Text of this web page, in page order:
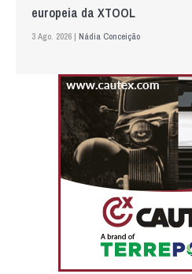
europeia da XTOOL
3 Ago. 2026 | Nádia Conceição